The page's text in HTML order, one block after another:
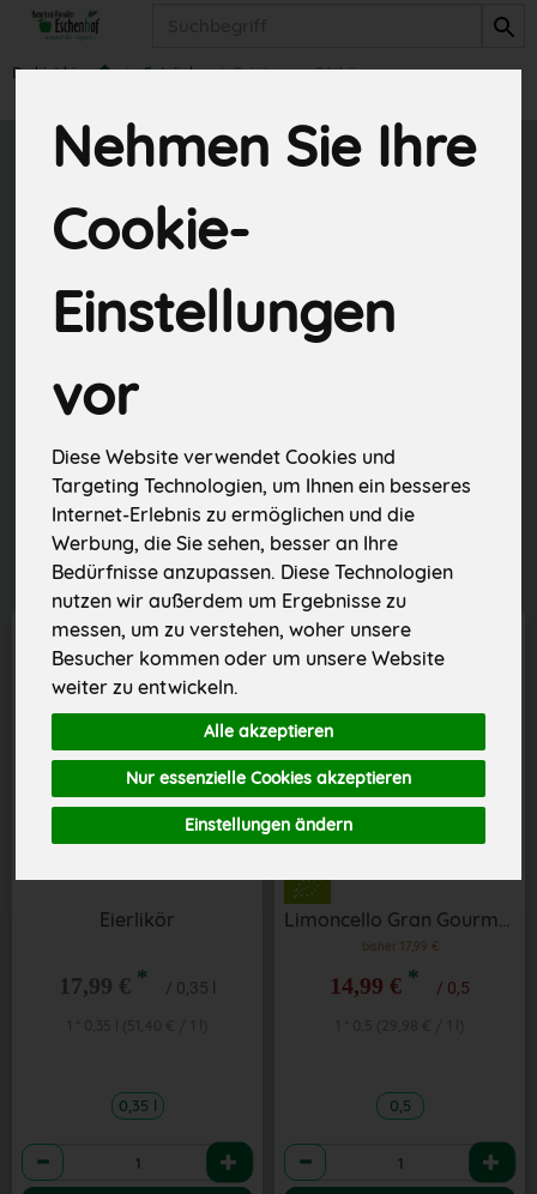
Nehmen Sie Ihre
Cookie-
Einstellungen
vor
Diese Website verwendet Cookies und
Targeting Technologien, um Ihnen ein besseres
Internet-Erlebnis zu ermöglichen und die
Werbung, die Sie sehen, besser an Ihre
Bedürfnisse anzupassen. Diese Technologien
nutzen wir außerdem um Ergebnisse zu
messen, um zu verstehen, woher unsere
Besucher kommen oder um unsere Website
weiter zu entwickeln.
Alle akzeptieren
Nur essenzielle Cookies akzeptieren
Einstellungen ändern
Du bist hier: Getränke Spirituosen & Liköre
Spirituosen &
Liköre
Hersteller Ernährung
Allergene
Eierlikör
17,99 € * / 0,35 l
0,35 l
Anzahl
Limoncello Gran Gourmet
bisher 17,99 €
14,99 € * / 0,5
0,5
Anzahl